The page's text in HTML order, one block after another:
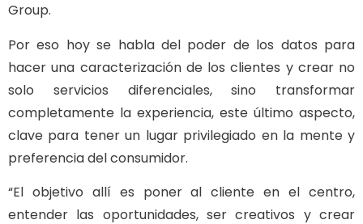
Group.
Por eso hoy se habla del poder de los datos para
hacer una caracterización de los clientes y crear no
solo servicios diferenciales, sino transformar
completamente la experiencia, este último aspecto,
clave para tener un lugar privilegiado en la mente y
preferencia del consumidor.
“El objetivo allí es poner al cliente en el centro,
entender las oportunidades, ser creativos y crear